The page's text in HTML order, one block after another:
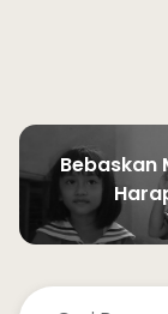
Bebaskan